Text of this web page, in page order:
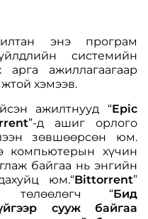
энэ програм
системийн
ажиллагаагаар
хэмээв.
ажилтнууд “Epic
”-д ашиг орлого
зөвшөөрсөн юм.
компьютерын хүчин
байгаа нь энгийн
юм.“Bittorrent”
төлөөлөгч “Бид
сууж байгаа